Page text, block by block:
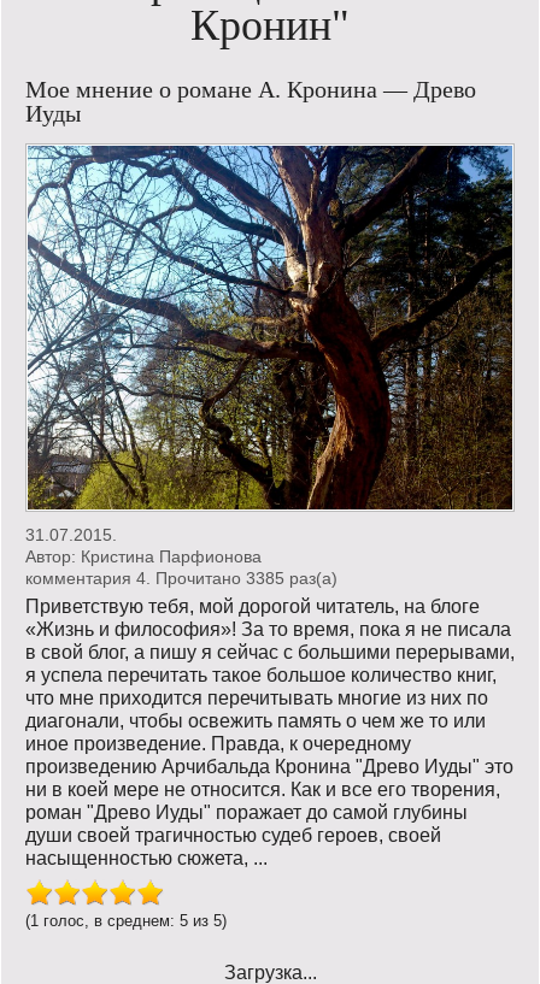
Книгообзор
Лаконизмы
Логика
Поговорим?!
Риторика
Слово гостям
Философские размышления
Этот огромный мир!
Login
Кронин"
Мое мнение о романе А. Кронина — Древо
Иуды
31.07.2015.
Автор: Кристина Парфионова
комментария 4. Прочитано 3385 раз(a)
Приветствую тебя, мой дорогой читатель, на блоге
«Жизнь и философия»! За то время, пока я не писала
в свой блог, а пишу я сейчас с большими перерывами,
я успела перечитать такое большое количество книг,
что мне приходится перечитывать многие из них по
диагонали, чтобы освежить память о чем же то или
иное произведение. Правда, к очередному
произведению Арчибальда Кронина "Древо Иуды" это
ни в коей мере не относится. Как и все его творения,
роман "Древо Иуды" поражает до самой глубины
души своей трагичностью судеб героев, своей
насыщенностью сюжета, ...
(1 голос, в среднем: 5 из 5)
Загрузка...